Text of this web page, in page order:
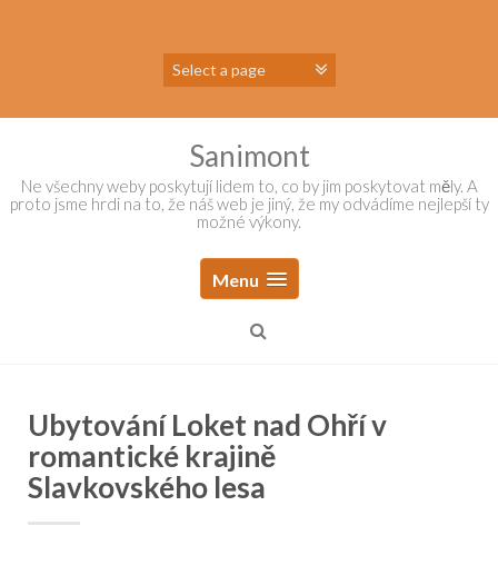
Sanimont
Ne všechny weby poskytují lidem to, co by jim poskytovat měly. A
proto jsme hrdi na to, že náš web je jiný, že my odvádíme nejlepší ty
možné výkony.
Menu
Ubytování Loket nad Ohří v
romantické krajině
Slavkovského lesa